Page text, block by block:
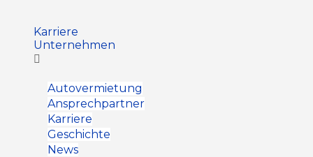
Karriere
Unternehmen
Autovermietung
Ansprechpartner
Karriere
Geschichte
News